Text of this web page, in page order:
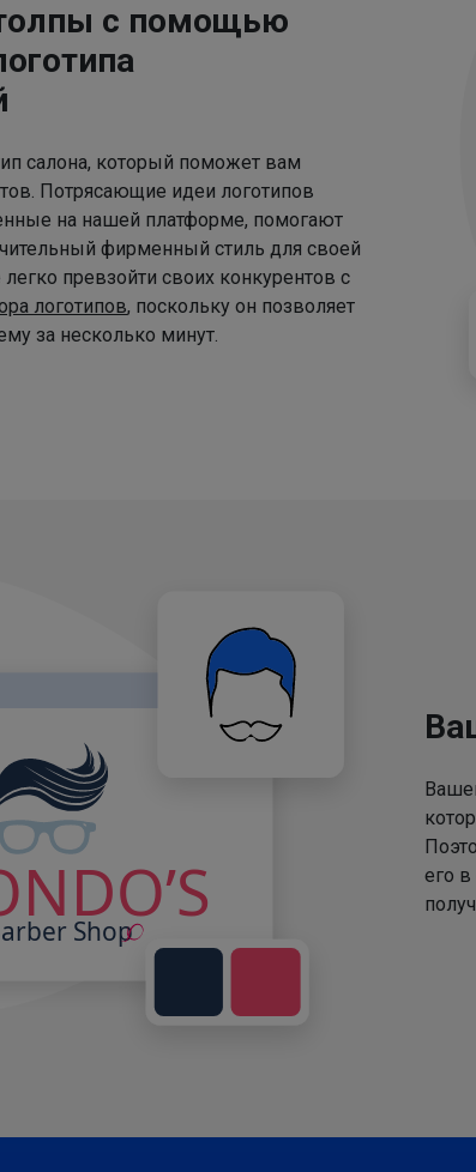
с помощью
салона, который поможет вам
Потрясающие идеи логотипов
на нашей платформе, помогают
фирменный стиль для своей
превзойти своих конкурентов с
логотипов, поскольку он позволяет
за несколько минут.
его